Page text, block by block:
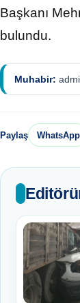
Başkanı
bulundu.
Muhabir:
Paylaş WhatsApp